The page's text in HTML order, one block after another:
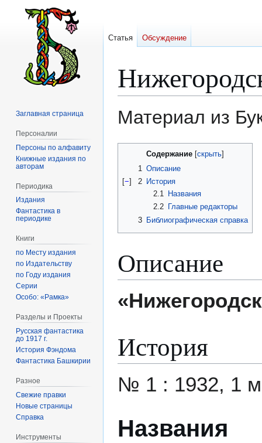
Материал из
Перейти
Перейти
Содержание
1 Описание
[−] 2
История
2.1
Названия
2.2 Главные редакторы
3 Библиографическая справка
Описание
История
№ 1 : 1932, 1
Названия
Статья Обсуждение
Заглавная страница
Персоналии
Персоны по алфавиту
Книжные издания по
авторам
Периодика
Издания
Фантастика в
периодике
Книги
по Месту издания
по Издательству
по Году издания
Серии
Особо: «Рамка»
Разделы и Проекты
Русская фантастика
до 1917 г.
История Фэндома
Фантастика Башкирии
Разное
Свежие правки
Новые страницы
Справка
Инструменты